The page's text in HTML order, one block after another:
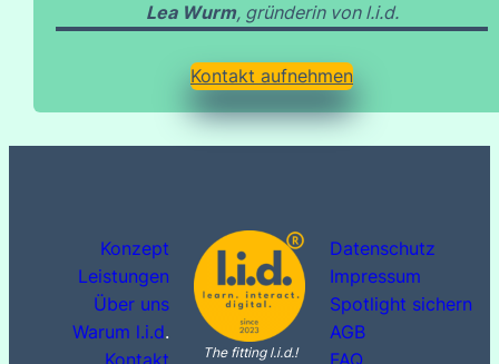
Lea Wurm, gründerin von l.i.d.
Kontakt aufnehmen
Konzept
Leistungen
Über uns
Warum l.i.d.
The fitting l.i.d.!
Datenschutz
Impressum
Spotlight sichern
AGB